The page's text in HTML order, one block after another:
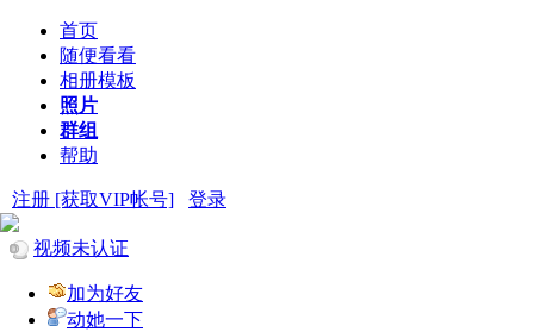
首页
随便看看
相册模板
照片
群组
帮助
注册 [获取VIP帐号] 登录
视频未认证
加为好友
动她一下